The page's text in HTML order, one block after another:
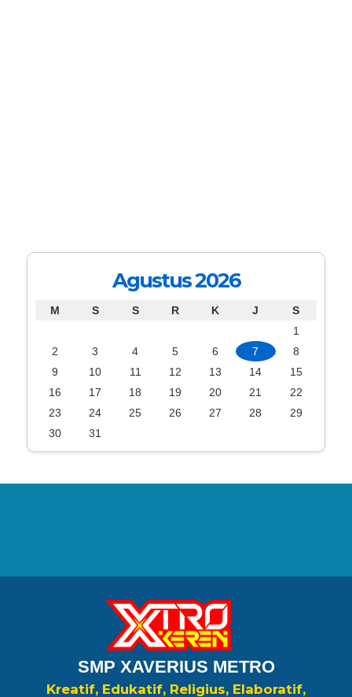
Agustus 2026
M S S R K J
S
1
2
3 4 5 6 7
8
9
10 11 12 13 14
15
16
17 18 19 20 21
22
23
24 25 26 27 28
29
30
31
SMP XAVERIUS METRO
Kreatif, Edukatif, Religius, Elaboratif,